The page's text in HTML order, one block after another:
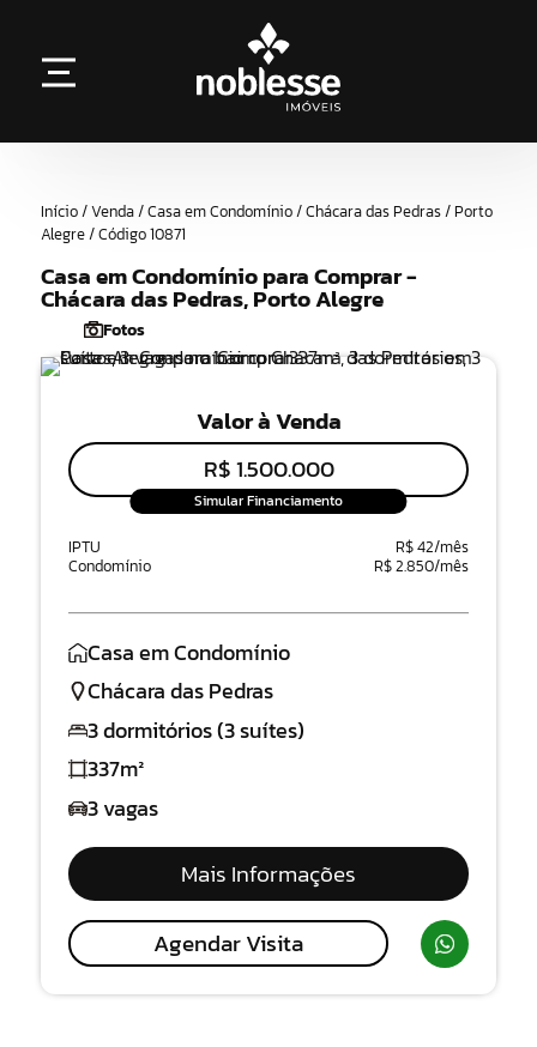
Início / Venda / Casa em Condomínio / Chácara das Pedras / Porto
Alegre / Código 10871
Casa em Condomínio para Comprar -
Chácara das Pedras, Porto Alegre
Fotos
Valor à Venda
R$ 1.500.000
Simular Financiamento
IPTU
R$ 42/mês
Condomínio
R$ 2.850/mês
Casa em Condomínio
Chácara das Pedras
3 dormitórios (3 suítes)
337m²
3 vagas
Mais Informações
Agendar Visita